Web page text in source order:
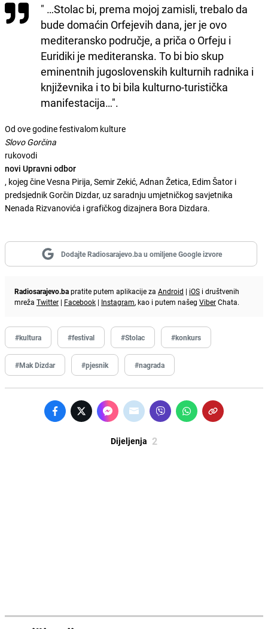
" …Stolac bi, prema mojoj zamisli, trebalo da
bude domaćin Orfejevih dana, jer je ovo
mediteransko područje, a priča o Orfeju i
Euridiki je mediteranska. To bi bio skup
eminentnih jugoslovenskih kulturnih radnika i
književnika i to bi bila kulturno-turistička
manifestacija…".
Od ove godine festivalom kulture
Slovo Gorčina
rukovodi
novi Upravni odbor
, kojeg čine Vesna Pirija, Semir Zekić, Adnan Žetica, Edim Šator i
predsjednik Gorčin Dizdar, uz saradnju umjetničkog savjetnika
Nenada Rizvanovića i grafičkog dizajnera Bora Dizdara.
Dodajte Radiosarajevo.ba u omiljene Google izvore
Radiosarajevo.bapratite putem aplikacije za Android | iOS i društvenih
mreža Twitter | Facebook | Instagram, kao i putem našeg ViberChata.
#kultura #festival #Stolac #konkurs
#Mak Dizdar #pjesnik #nagrada
Dijeljenja 2